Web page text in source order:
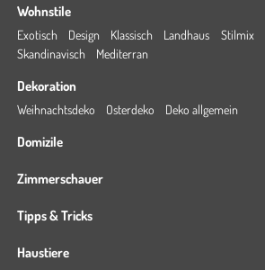
Wohnstile
Exotisch Design Klassisch Landhaus Stilmix
Skandinavisch
Mediterran
Dekoration
Weihnachtsdeko Osterdeko Deko allgemein
Domizile
Zimmerschauer
Tipps & Tricks
Haustiere